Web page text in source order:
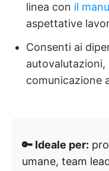
linea con il
aspettative
Consenti ai
comunicazione
🔑 Ideale per:
umane, team